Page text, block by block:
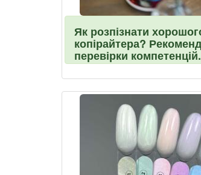
Як розпізнати
копірайтера?
перевірки компетенцій.